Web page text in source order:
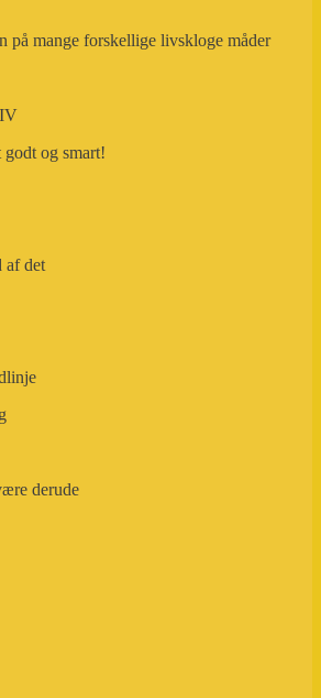
på mange forskellige livskloge måder
og smart!
af det
derude